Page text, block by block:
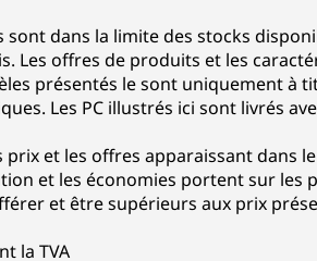
sont dans la limite des stocks
Les offres de produits et les
présentés le sont uniquement
Les PC illustrés ici sont livrés
prix et les offres apparaissant
et les économies portent sur les
et être supérieurs aux prix
la TVA